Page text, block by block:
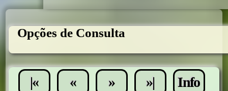
Opções de Consulta
|« « » »|
Info